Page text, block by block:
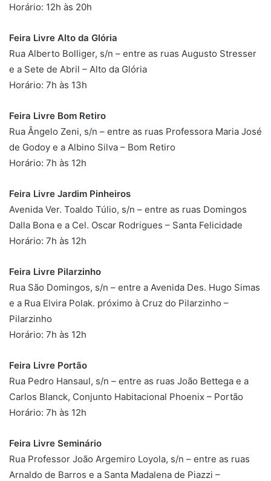
Horário: 12h às 20h
Feira Livre Alto da Glória
Rua Alberto Bolliger, s/n – entre as ruas Augusto Stresser
e a Sete de Abril – Alto da Glória
Horário: 7h às 13h
Feira Livre Bom Retiro
Rua Ângelo Zeni, s/n – entre as ruas Professora Maria José
de Godoy e a Albino Silva – Bom Retiro
Horário: 7h às 12h
Feira Livre Jardim Pinheiros
Avenida Ver. Toaldo Túlio, s/n – entre as ruas Domingos
Dalla Bona e a Cel. Oscar Rodrigues – Santa Felicidade
Horário: 7h às 12h
Feira Livre Pilarzinho
Rua São Domingos, s/n – entre a Avenida Des. Hugo Simas
e a Rua Elvira Polak. próximo à Cruz do Pilarzinho –
Pilarzinho
Horário: 7h às 12h
Feira Livre Portão
Rua Pedro Hansaul, s/n – entre as ruas João Bettega e a
Carlos Blanck, Conjunto Habitacional Phoenix – Portão
Horário: 7h às 12h
Feira Livre Seminário
Rua Professor João Argemiro Loyola, s/n – entre as ruas
Arnaldo de Barros e a Santa Madalena de Piazzi –